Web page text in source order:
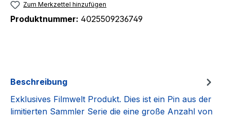
Zum Merkzettel hinzufügen
Produktnummer: 4025509236749
Beschreibung
Exklusives Filmwelt Produkt. Dies ist ein Pin aus der
limitierten Sammler Serie die eine große Anzahl von